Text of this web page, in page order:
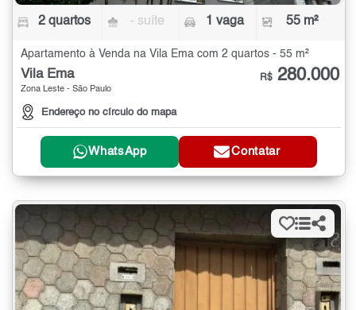
2 quartos - suíte 1 vaga 55 m²
Apartamento à Venda na Vila Ema com 2 quartos - 55 m²
Vila Ema
Zona Leste - São Paulo
Endereço no círculo do mapa
R$ 280.000
WhatsApp Contatar